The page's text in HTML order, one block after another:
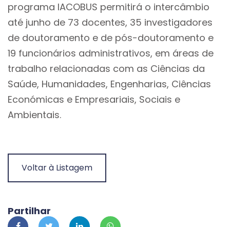
programa IACOBUS permitirá o intercâmbio
até junho de 73 docentes, 35 investigadores
de doutoramento e de pós-doutoramento e
19 funcionários administrativos, em áreas de
trabalho relacionadas com as Ciências da
Saúde, Humanidades, Engenharias, Ciências
Económicas e Empresariais, Sociais e
Ambientais.
Voltar à Listagem
Partilhar